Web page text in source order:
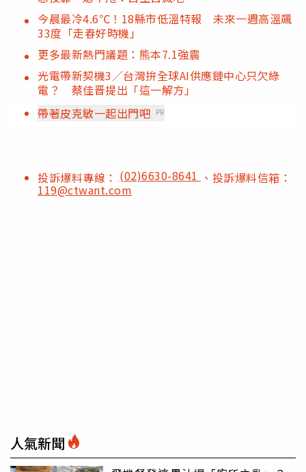
今晨最冷4.6℃！18縣市低溫特報 未來一週高溫飆
33度「走春好時機」
更多最新熱門議題：熊本7.1強震
光電帶新契機3／台灣拚全球AI供應鏈中心只欠綠
電？ 蔡佳晋提出「這一解方」
帶著皮克敏一起出門吧 PR
投訴爆料專線： (02)6630-8641 、投訴爆料信箱：
119@ctwant.com
人氣新聞